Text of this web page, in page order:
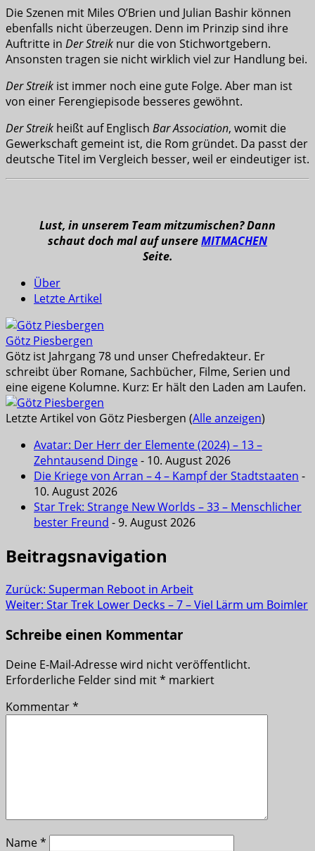
Die Szenen mit Miles O’Brien und Julian Bashir können
ebenfalls nicht überzeugen. Denn im Prinzip sind ihre
Auftritte in Der Streik nur die von Stichwortgebern.
Ansonsten tragen sie nicht wirklich viel zur Handlung bei.
Der Streik ist immer noch eine gute Folge. Aber man ist
von einer Ferengiepisode besseres gewöhnt.
Der Streik heißt auf Englisch Bar Association, womit die
Gewerkschaft gemeint ist, die Rom gründet. Da passt der
deutsche Titel im Vergleich besser, weil er eindeutiger ist.
Lust, in unserem Team mitzumischen? Dann
schaut doch mal auf unsereMITMACHEN
Seite.
Über
Letzte Artikel
Götz Piesbergen
Götz ist Jahrgang 78 und unser Chefredakteur. Er
schreibt über Romane, Sachbücher, Filme, Serien und
eine eigene Kolumne. Kurz: Er hält den Laden am Laufen.
Letzte Artikel von Götz Piesbergen (Alle anzeigen)
Avatar: Der Herr der Elemente (2024) – 13 –
Zehntausend Dinge- 10. August 2026
Die Kriege von Arran – 4 – Kampf der Stadtstaaten -
10. August 2026
Star Trek: Strange New Worlds – 33 – Menschlicher
bester Freund - 9. August 2026
Beitragsnavigation
Zurück: Superman Reboot in Arbeit
Weiter: Star Trek Lower Decks – 7 – Viel Lärm um Boimler
Schreibe einen Kommentar
Deine E-Mail-Adresse wird nicht veröffentlicht.
Erforderliche Felder sind mit* markiert
Kommentar*
Name*